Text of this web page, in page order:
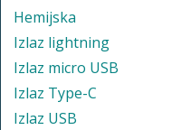
Hemijska
Izlaz lightning
Izlaz micro USB
Izlaz Type-C
Izlaz USB